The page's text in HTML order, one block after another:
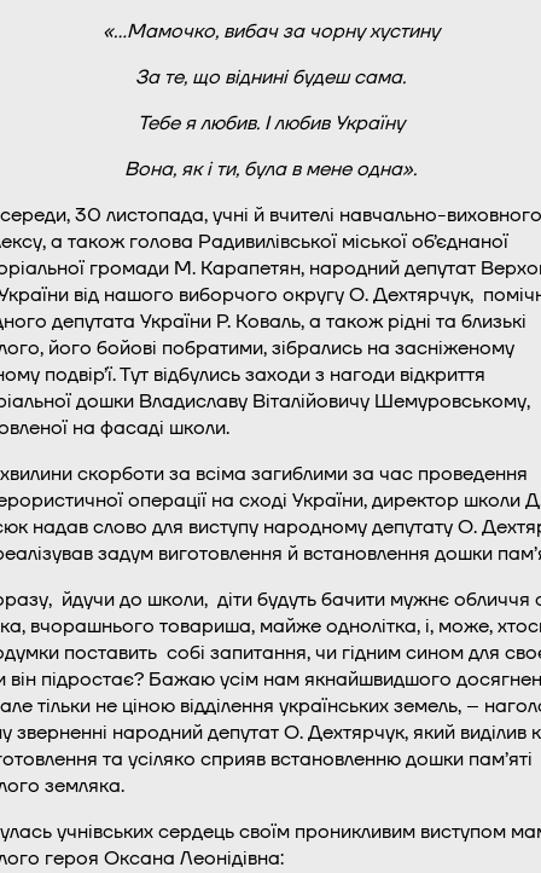
«…Мамочко, вибач за чорну хустину
За те, що віднині будеш сама.
Тебе я любив. I любив Україну
Вона, як і ти, була в мене одна».
середи, 30 листопада, учні й вчителі навчально-виховного
а також голова Радивилівської міської об’єднаної
громади М. Карапетян, народний депутат
від нашого виборчого округу О. Дехтярчук,
депутата України Р. Коваль, а також рідні та близькі
його бойові побратими, зібрались на засніженому
подвір’ї. Тут відбулись заходи з нагоди відкриття
дошки Владиславу Віталійовичу Шемуровському,
на фасаді школи.
скорботи за всіма загиблими за час проведення
операції на сході України, директор школи
надав слово для виступу народному депутату О.
задум виготовлення й встановлення дошки
йдучи до школи, діти будуть бачити мужнє обличчя
вчорашнього товариша, майже однолітка, і, може,
поставить собі запитання, чи гідним сином для
він підростає? Бажаю усім нам якнайшвидшого
тільки не ціною відділення українських земель, –
зверненні народний депутат О. Дехтярчук, який виділив
та усіляко сприяв встановленню дошки пам’яті
земляка.
учнівських сердець своїм проникливим виступом
героя Оксана Леонідівна: